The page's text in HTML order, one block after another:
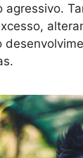
agressivo.